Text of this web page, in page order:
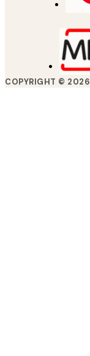
COPYRIGHT © 2026